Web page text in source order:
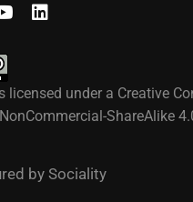
licensed under a Creative
ShareAlike
bySociality